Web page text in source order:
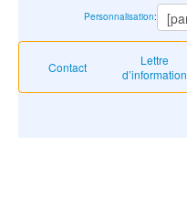
Contact
Lettre
d’information
Personnalisation: